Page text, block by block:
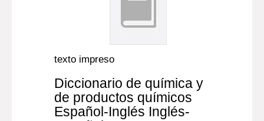
texto impreso
Diccionario de química y
de productos químicos
Español-Inglés Inglés-